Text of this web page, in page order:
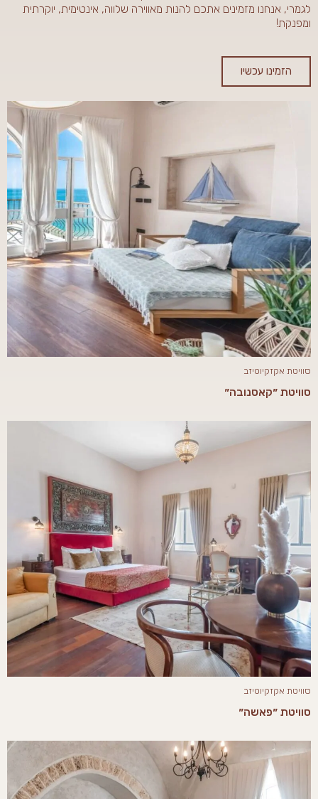
לגמרי, אנחנו מזמינים אתכם להנות מאווירה שלווה, אינטימית, יוקרתית
ומפנקת!
הזמינו עכשיו
סוויטת אקזקיוטיזב
סוויטת ״קאסנובה״
סוויטת אקזקיוטיזב
סוויטת ״פאשה״